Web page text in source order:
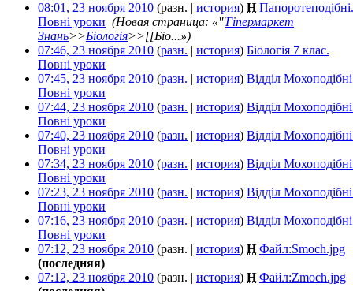
08:01, 23 ноября 2010 (разн. | история) Н Папоротеподібні.
Повні уроки (Новая страница: «'''Гіпермаркет
Знань>>Біологія>>[[Біо...»)
07:46, 23 ноября 2010 (разн. | история) Біологія 7 клас.
Повні уроки
07:45, 23 ноября 2010 (разн. | история) Відділ
Повні уроки
07:44, 23 ноября 2010 (разн. | история) Відділ
Повні уроки
07:40, 23 ноября 2010 (разн. | история) Відділ
Повні уроки
07:34, 23 ноября 2010 (разн. | история) Відділ
Повні уроки
07:23, 23 ноября 2010 (разн. | история) Відділ
Повні уроки
07:16, 23 ноября 2010 (разн. | история) Відділ
Повні уроки
07:12, 23 ноября 2010 (разн. | история) Н Файл:Smoch.jpg
(последняя)
07:12, 23 ноября 2010 (разн. | история) Н Файл:Zmoch.jpg